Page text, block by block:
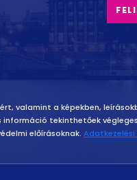
valamint a képekben,
tekinthetőek
előírásoknak.